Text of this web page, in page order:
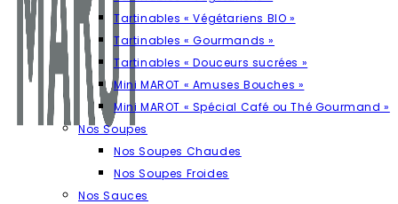
Tartinables « Végétariens BIO »
Tartinables « Gourmands »
Tartinables « Douceurs sucrées »
Mini MAROT « Amuses Bouches »
Mini MAROT « Spécial Café ou Thé Gourmand »
Nos Soupes
Nos Soupes Chaudes
Nos Soupes Froides
Nos Sauces